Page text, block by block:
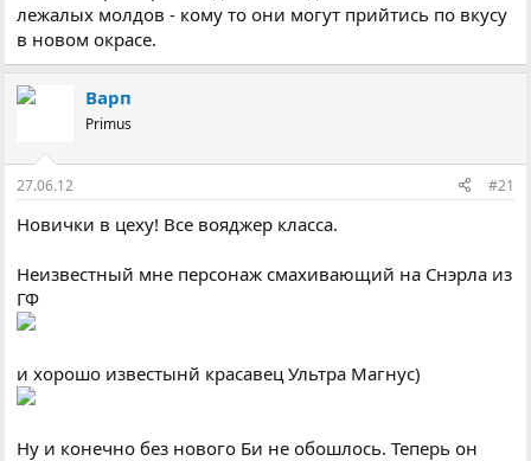
лежалых молдов - кому то они могут прийтись по вкусу
в новом окрасе.
Варп
Primus
27.06.12 #21
Новички в цеху! Все вояджер класса.
Неизвестный мне персонаж смахивающий на Снэрла из
ГФ
и хорошо известынй красавец Ультра Магнус)
Ну и конечно без нового Би не обошлось. Теперь он